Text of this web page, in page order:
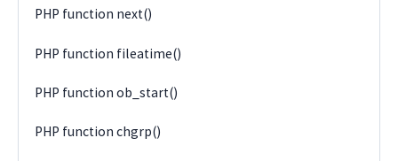
PHP function next()
PHP function fileatime()
PHP function ob_start()
PHP function chgrp()